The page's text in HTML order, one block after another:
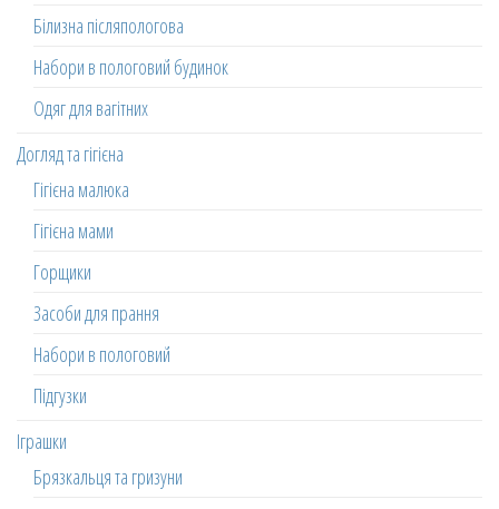
Білизна післяпологова
Набори в пологовий будинок
Одяг для вагітних
Догляд та гігієна
Гігієна малюка
Гігієна мами
Горщики
Засоби для прання
Набори в пологовий
Підгузки
Іграшки
Брязкальця та гризуни